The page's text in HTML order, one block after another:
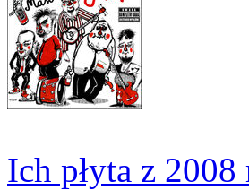
Ich płyta z